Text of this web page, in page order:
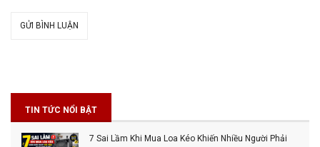
GỬI BÌNH LUẬN
TIN TỨC NỔI BẬT
7 Sai Lầm Khi Mua Loa Kéo Khiến Nhiều Người Phải